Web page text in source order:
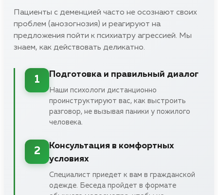
Пациенты с деменцией часто не осознают своих
проблем (анозогнозия) и реагируют на
предложения пойти к психиатру агрессией. Мы
знаем, как действовать деликатно.
1
Подготовка и правильный диалог
Наши психологи дистанционно
проинструктируют вас, как выстроить
разговор, не вызывая паники у пожилого
человека.
2
Консультация в комфортных
условиях
Специалист приедет к вам в гражданской
одежде. Беседа пройдет в формате